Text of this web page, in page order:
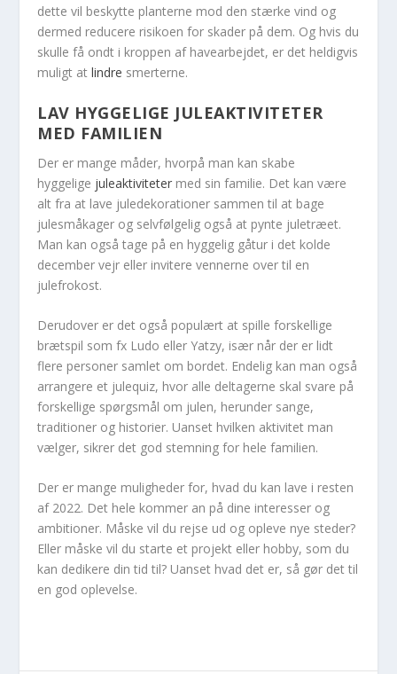
dette vil beskytte planterne mod den stærke vind og
dermed reducere risikoen for skader på dem. Og hvis du
skulle få ondt i kroppen af havearbejdet, er det heldigvis
muligt atlindre smerterne.
LAV HYGGELIGE JULEAKTIVITETER
MED FAMILIEN
Der er mange måder, hvorpå man kan skabe
hyggelige juleaktiviteter med sin familie. Det kan være
alt fra at lave juledekorationer sammen til at bage
julesmåkager og selvfølgelig også at pynte juletræet.
Man kan også tage på en hyggelig gåtur i det kolde
december vejr eller invitere vennerne over til en
julefrokost.
Derudover er det også populært at spille forskellige
brætspil som fx Ludo eller Yatzy, især når der er lidt
flere personer samlet om bordet. Endelig kan man også
arrangere et julequiz, hvor alle deltagerne skal svare på
forskellige spørgsmål om julen, herunder sange,
traditioner og historier. Uanset hvilken aktivitet man
vælger, sikrer det god stemning for hele familien.
Der er mange muligheder for, hvad du kan lave i resten
af 2022. Det hele kommer an på dine interesser og
ambitioner. Måske vil du rejse ud og opleve nye steder?
Eller måske vil du starte et projekt eller hobby, som du
kan dedikere din tid til? Uanset hvad det er, så gør det til
en god oplevelse.